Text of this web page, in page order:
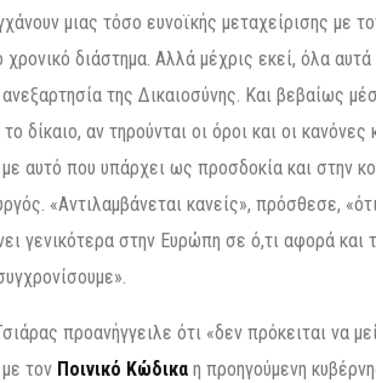
μιας τόσο ευνοϊκής μεταχείρισης με
διάστημα. Αλλά μέχρις εκεί, όλα
της Δικαιοσύνης. Και βεβαίως
δίκαιο, αν τηρούνται οι όροι και οι
αυτό που υπάρχει ως προσδοκία και στην
«Αντιλαμβάνεται κανείς», πρόσθεσε,
γενικότερα στην Ευρώπη σε ό,τι αφορά και
προανήγγειλε ότι «δεν πρόκειται να
τον Ποινικό Κώδικα η προηγούμενη